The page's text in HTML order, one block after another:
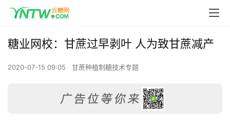
糖业网校：甘蔗过早剥叶 人为致甘蔗减产
2020-07-15 09:05 甘蔗种植制糖技术专题